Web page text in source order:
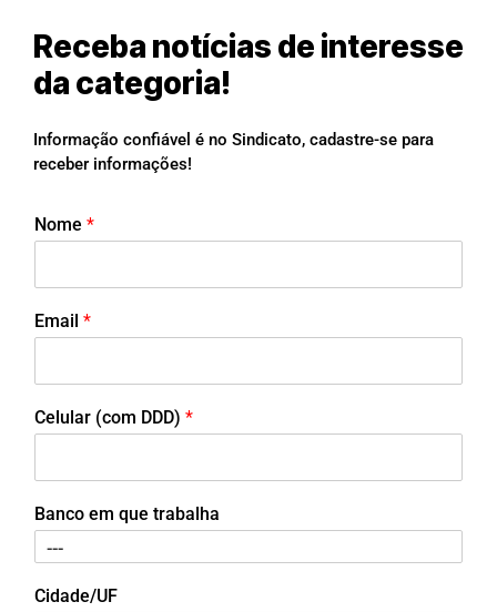
Receba notícias de interesse
da categoria!
Informação confiável é no Sindicato, cadastre-se para
receber informações!
Nome *
Email *
Celular (com DDD) *
Banco em que trabalha
Cidade/UF